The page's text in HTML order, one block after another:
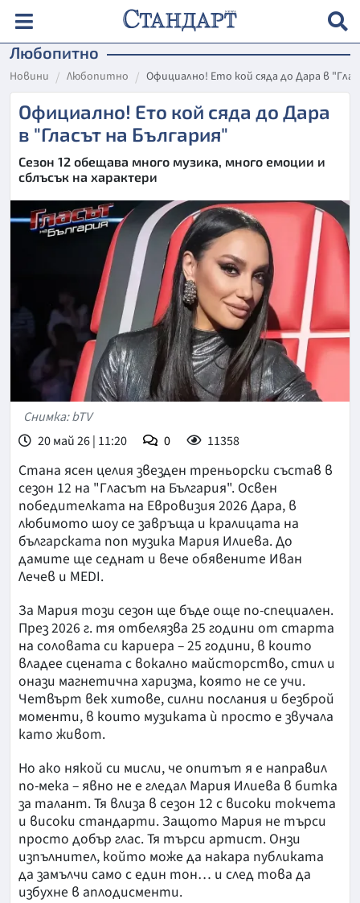
Любопитно
Новини Любопитно Официално! Ето кой сяда до Дара в
Официално! Ето кой сяда до Дара
в "Гласът на България"
Сезон 12 обещава много музика, много емоции и
сблъсък на характери
Снимка: bTV
20 май 26 | 11:20
0 11358
Стана ясен целия звезден треньорски състав в
сезон 12 на "Гласът на България". Освен
победителката на Евровизия 2026 Дара, в
любимото шоу се завръща и кралицата на
българската поп музика Мария Илиева. До
дамите ще седнат и вече обявените Иван
Лечев и MEDI.
За Мария този сезон ще бъде още по-специален.
През 2026 г. тя отбелязва 25 години от старта
на соловата си кариера – 25 години, в които
владее сцената с вокално майсторство, стил и
онази магнетична харизма, която не се учи.
Четвърт век хитове, силни послания и безброй
моменти, в които музиката ѝ просто е звучала
като живот.
Но ако някой си мисли, че опитът я е направил
по-мека – явно не е гледал Мария Илиева в битка
за талант. Тя влиза в сезон 12 с високи токчета
и високи стандарти. Защото Мария не търси
просто добър глас. Тя търси артист. Онзи
изпълнител, който може да накара публиката
да замълчи само с един тон… и след това да
избухне в аплодисменти.